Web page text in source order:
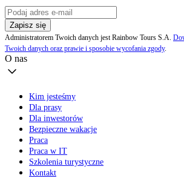
Zapisz się
Administratorem Twoich danych jest Rainbow Tours S.A.
Twoich danych oraz prawie i sposobie wycofania zgody.
O nas
Kim jesteśmy
Dla prasy
Dla inwestorów
Bezpieczne wakacje
Praca
Praca w IT
Szkolenia turystyczne
Kontakt